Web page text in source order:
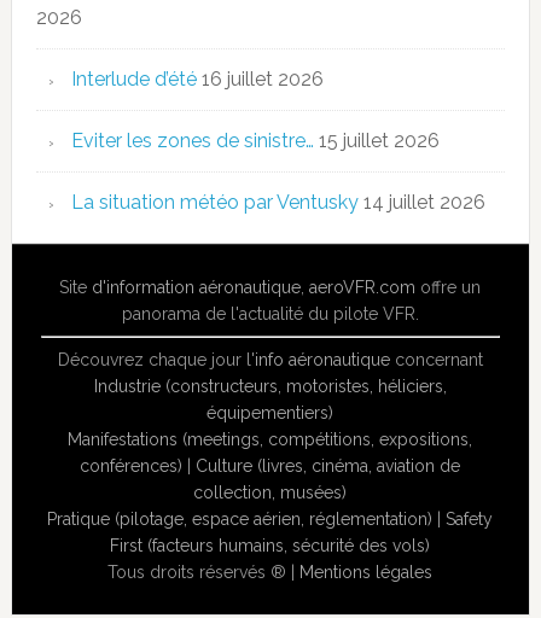
2026
Interlude d’été 16 juillet 2026
Eviter les zones de sinistre… 15 juillet 2026
La situation météo par Ventusky 14 juillet 2026
Site d'information aéronautique,aeroVFR.com offre un
panorama de l'actualité du pilote VFR.
Découvrez chaque jour l'info aéronautiqueconcernant
Industrie (constructeurs, motoristes, héliciers,
équipementiers)
Manifestations (meetings, compétitions, expositions,
conférences)
Culture (livres, cinéma, aviation de
collection, musées)
Pratique (pilotage, espace aérien, réglementation) |Safety
First (facteurs humains, sécurité des vols)
Tous droits réservés ® | Mentions légales